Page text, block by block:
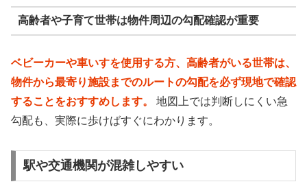
高齢者や子育て世帯は物件周辺の勾配確認が重要
ベビーカーや車いすを使用する方、高齢者がいる世帯は、
物件から最寄り施設までのルートの勾配を必ず現地で確認
することをおすすめします。
地図上では判断しにくい急
勾配も、実際に歩けばすぐにわかります。
駅や交通機関が混雑しやすい